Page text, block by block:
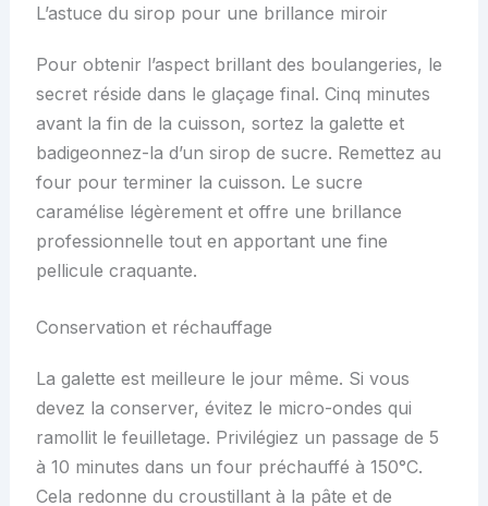
L’astuce du sirop pour une brillance miroir
Pour obtenir l’aspect brillant des boulangeries, le
secret réside dans le glaçage final. Cinq minutes
avant la fin de la cuisson, sortez la galette et
badigeonnez-la d’un sirop de sucre. Remettez au
four pour terminer la cuisson. Le sucre
caramélise légèrement et offre une brillance
professionnelle tout en apportant une fine
pellicule craquante.
Conservation et réchauffage
La galette est meilleure le jour même. Si vous
devez la conserver, évitez le micro-ondes qui
ramollit le feuilletage. Privilégiez un passage de 5
à 10 minutes dans un four préchauffé à 150°C.
Cela redonne du croustillant à la pâte et de